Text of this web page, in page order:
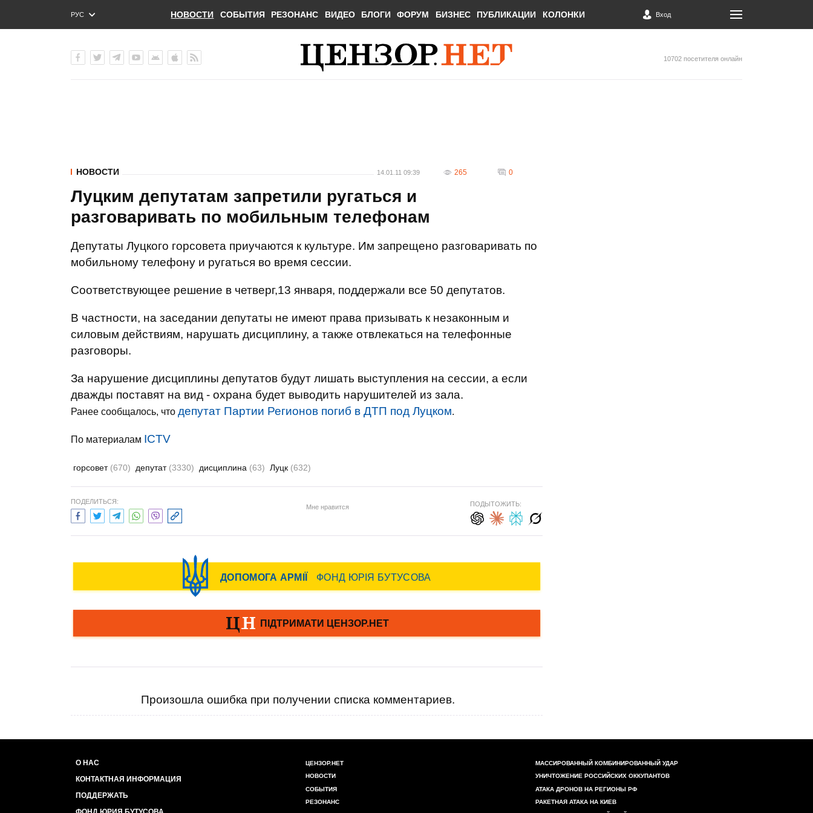
РУС
ENG
НОВОСТИ СОБЫТИЯ РЕЗОНАНС ВИДЕО БЛОГИ ФОРУМ БИЗНЕС ПУБЛИКАЦИИ КОЛОНКИ Вход
10702 посетителя онлайн
НОВОСТИ 14.01.11 09:39 265 0
Луцким депутатам запретили ругаться и
разговаривать по мобильным телефонам
Депутаты Луцкого горсовета приучаются к культуре. Им запрещено разговаривать по
мобильному телефону и ругаться во время сессии.
Соответствующее решение в четверг,13 января, поддержали все 50 депутатов.
В частности, на заседании депутаты не имеют права призывать к незаконным и
силовым действиям, нарушать дисциплину, а также отвлекаться на телефонные
разговоры.
За нарушение дисциплины депутатов будут лишать выступления на сессии, а если
дважды поставят на вид - охрана будет выводить нарушителей из зала.
Ранее сообщалось, что депутат Партии Регионов погиб в ДТП под Луцком.
По материалам ICTV
горсовет (670) депутат (3330) дисциплина (63) Луцк (632)
ПОДЕЛИТЬСЯ:
Мне нравится ПОДЫТОЖИТЬ:
Произошла ошибка при получении списка комментариев.
О НАС
КОНТАКТНАЯ ИНФОРМАЦИЯ
ПОДДЕРЖАТЬ
ЦЕНЗОР.НЕТ
НОВОСТИ
СОБЫТИЯ
РЕЗОНАНС
МАССИРОВАННЫЙ КОМБИНИРОВАННЫЙ УДАР
УНИЧТОЖЕНИЕ РОССИЙСКИХ ОККУПАНТОВ
АТАКА ДРОНОВ НА РЕГИОНЫ РФ
РАКЕТНАЯ АТАКА НА КИЕВ